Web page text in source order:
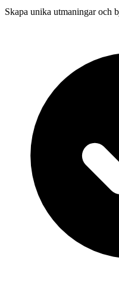
Skapa unika utmaningar och